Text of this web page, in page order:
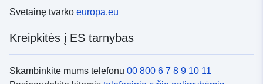
Svetainę tvarko europa.eu
Kreipkitės į ES tarnybas
Skambinkite mums telefonu 00 800 6 7 8 9 10 11